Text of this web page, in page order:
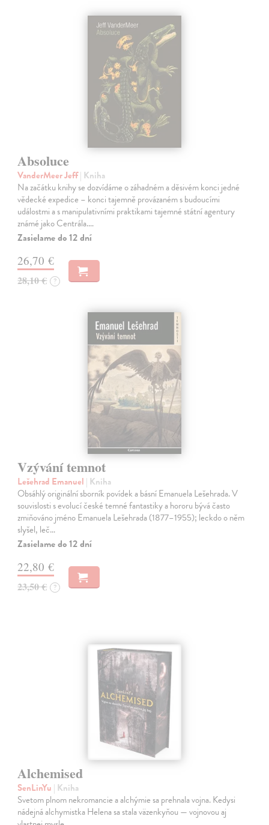
Absoluce
VanderMeer Jeff| Kniha
Na začátku knihy se dozvídáme o záhadném a děsivém konci jedné
vědecké expedice – konci tajemně provázaném s budoucími
událostmi a s manipulativními praktikami tajemné státní agentury
známé jako Centrála.…
Zasielame do 12 dní
26,70 €
28,10 € ?
Vzývání temnot
Lešehrad Emanuel | Kniha
Obsáhlý originální sborník povídek a básní Emanuela Lešehrada. V
souvislosti s evolucí české temné fantastiky a hororu bývá často
zmiňováno jméno Emanuela Lešehrada (1877–1955); leckdo o něm
slyšel, leč…
Zasielame do 12 dní
22,80 €
23,50 € ?
Alchemised
SenLinYu | Kniha
Svetom plnom nekromancie a alchýmie sa prehnala vojna. Kedysi
nádejná alchymistka Helena sa stala väzenkyňou — vojnovou aj